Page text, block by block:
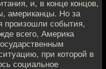
и, в конце концов,
американцы. Но за
произошли события,
всего, Америка
при которой в
социальное